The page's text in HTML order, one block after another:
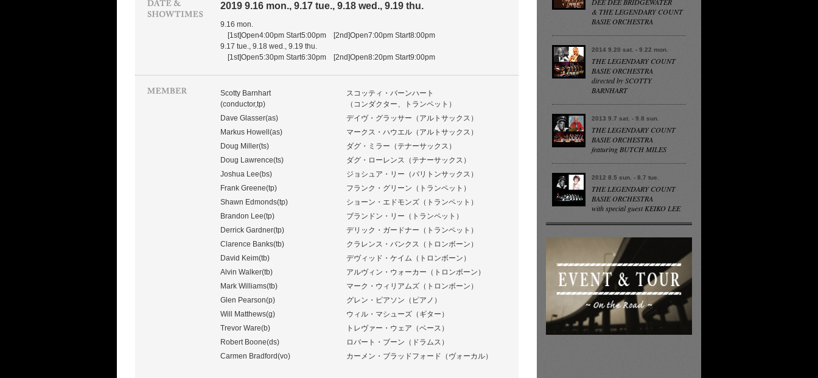
2019 9.16 mon., 9.17 tue., 9.18 wed., 9.19 thu.
9.16 mon.
[1st]Open4:00pm Start5:00pm [2nd]Open7:00pm Start8:00pm
9.17 tue., 9.18 wed., 9.19 thu.
[1st]Open5:30pm Start6:30pm [2nd]Open8:20pm Start9:00pm
Scotty Barnhart
(conductor,tp)
スコッティ・バーンハート
（コンダクター、トランペット）
Dave Glasser(as)
デイヴ・グラッサー（アルトサックス）
Markus Howell(as)
マークス・ハウエル（アルトサックス）
Doug Miller(ts)
ダグ・ミラー（テナーサックス）
Doug Lawrence(ts)
ダグ・ローレンス（テナーサックス）
Joshua Lee(bs)
ジョシュア・リー（バリトンサックス）
Frank Greene(tp)
フランク・グリーン（トランペット）
Shawn Edmonds(tp)
ショーン・エドモンズ（トランペット）
Brandon Lee(tp)
ブランドン・リー（トランペット）
Derrick Gardner(tp)
デリック・ガードナー（トランペット）
Clarence Banks(tb)
クラレンス・バンクス（トロンボーン）
David Keim(tb)
デヴィッド・ケイム（トロンボーン）
Alvin Walker(tb)
アルヴィン・ウォーカー（トロンボーン）
Mark Williams(tb)
マーク・ウィリアムズ（トロンボーン）
Glen Pearson(p)
グレン・ピアソン（ピアノ）
Will Matthews(g)
ウィル・マシューズ（ギター）
Trevor Ware(b)
トレヴァー・ウェア（ベース）
Robert Boone(ds)
ロバート・ブーン（ドラムス）
Carmen Bradford(vo)
カーメン・ブラッドフォード（ヴォーカル）
& THE LEGENDARY COUNT
BASIE ORCHESTRA
2014 9.20 sat. - 9.22 mon.
THE LEGENDARY COUNT
BASIE ORCHESTRA
directed by SCOTTY
BARNHART
2013 9.7 sat. - 9.8 sun.
THE LEGENDARY COUNT
BASIE ORCHESTRA
featuring BUTCH MILES
2012 8.5 sun. - 8.7 tue.
THE LEGENDARY COUNT
BASIE ORCHESTRA
with special guest KEIKO LEE